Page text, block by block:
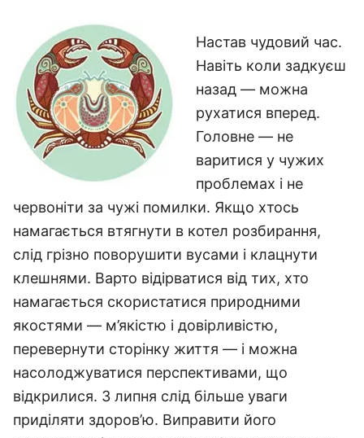
Настав чудовий час.
Навіть коли задкуєш
назад — можна
рухатися вперед.
Головне — не
варитися у чужих
проблемах і не
червоніти за чужі помилки. Якщо хтось
намагається втягнути в котел розбирання,
слід грізно поворушити вусами і клацнути
клешнями. Варто відірватися від тих, хто
намагається скористатися природними
якостями — м’якістю і довірливістю,
перевернути сторінку життя — і можна
насолоджуватися перспективами, що
відкрилися. З липня слід більше уваги
приділяти здоров’ю. Виправити його